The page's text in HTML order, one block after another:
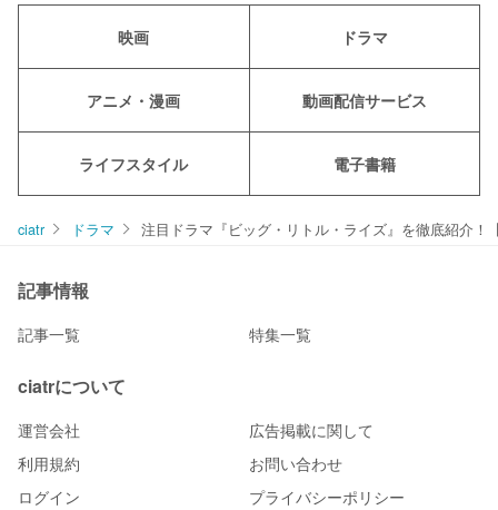
映画 ドラマ
アニメ・漫画 動画配信サービス
ライフスタイル 電子書籍
ciatr ドラマ 注目ドラマ『ビッグ・リトル・ライズ』を徹底紹介！
記事情報
記事一覧 特集一覧
ciatrについて
運営会社
広告掲載に関して
利用規約
お問い合わせ
ログイン
プライバシーポリシー